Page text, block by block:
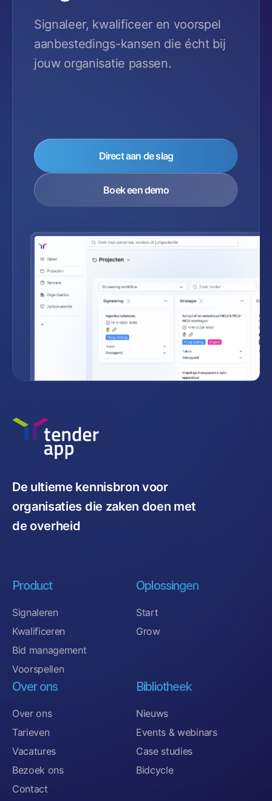
Signaleer, kwalificeer en voorspel
aanbestedings-kansen die écht bij
jouw organisatie passen.
Direct aan de slag
Boek een demo
De ultieme kennisbron voor
organisaties die zaken doen met
de overheid
Product
Signaleren
Kwalificeren
Bid management
Voorspellen
Oplossingen
Start
Grow
Over ons
Over ons
Tarieven
Vacatures
Bezoek ons
Contact
Bibliotheek
Nieuws
Events & webinars
Case studies
Bidcycle